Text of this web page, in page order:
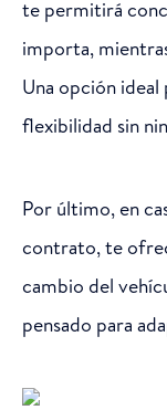
te permitirá
importa,
Una opción
flexibilidad sin
Por último, en
contrato, te
cambio del
pensado para